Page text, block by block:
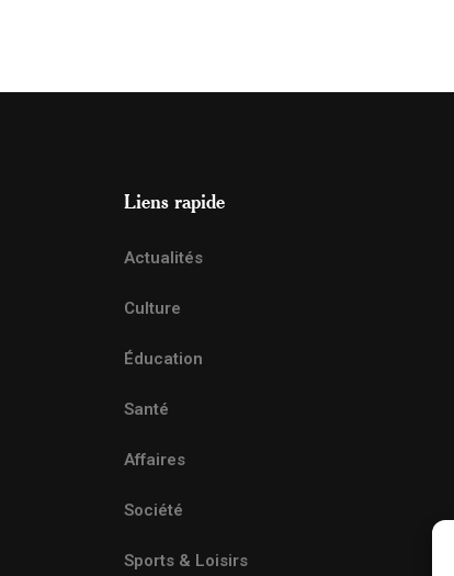
Liens rapide
Actualités
Culture
Éducation
Santé
Affaires
Société
Sports & Loisirs